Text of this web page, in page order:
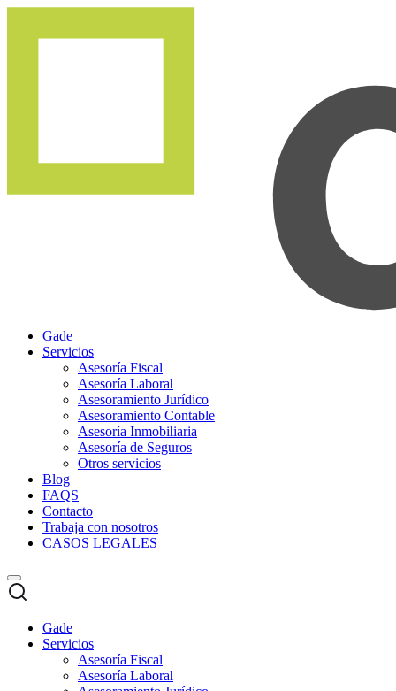
Gade
Servicios
Asesoría Fiscal
Asesoría Laboral
Asesoramiento Jurídico
Asesoramiento Contable
Asesoría Inmobiliaria
Asesoría de Seguros
Otros servicios
Blog
FAQS
Contacto
Trabaja con nosotros
CASOS LEGALES
Gade
Servicios
Asesoría Fiscal
Asesoría Laboral